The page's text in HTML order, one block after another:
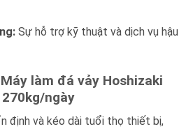
Sự hỗ trợ kỹ thuật và dịch vụ hậu
làm đá vảy Hoshizaki
270kg/ngày
định và kéo dài tuổi thọ thiết bị,